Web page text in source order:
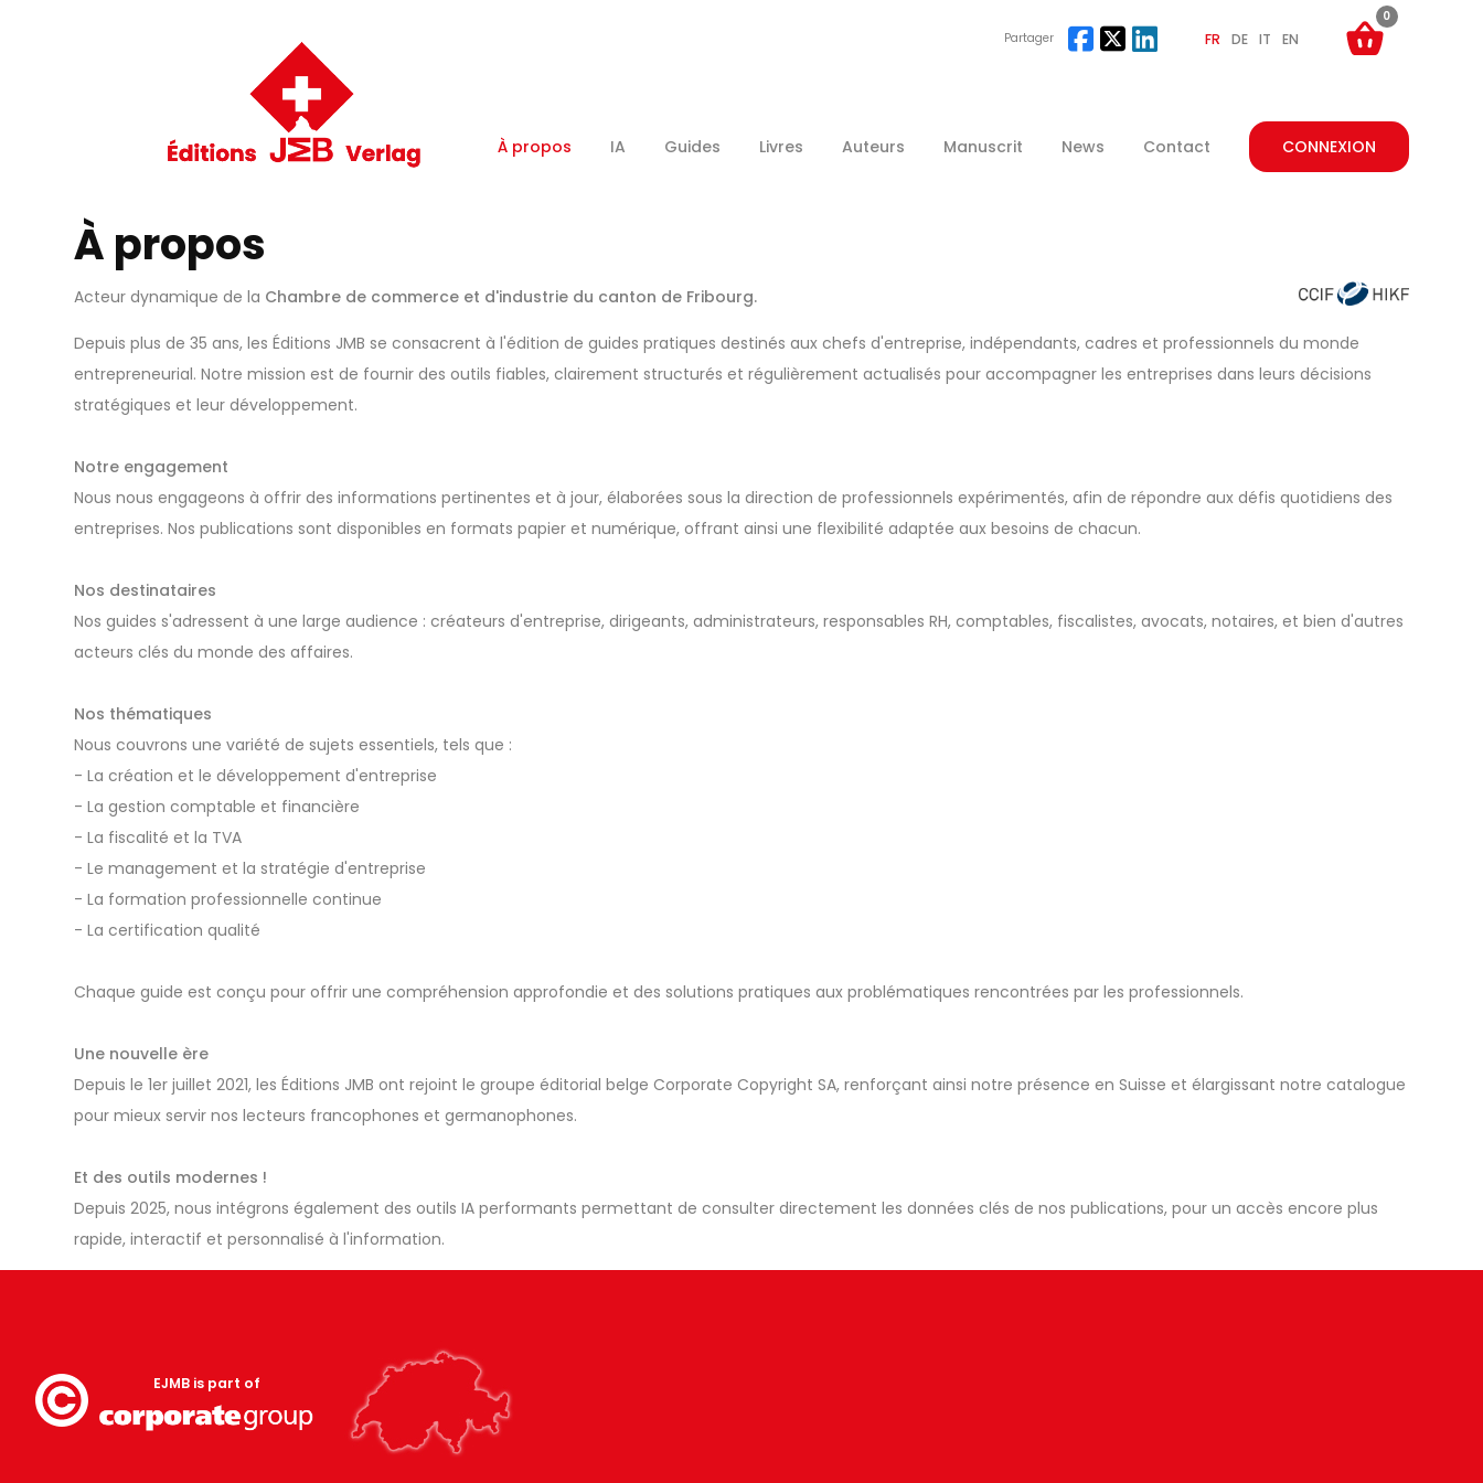
À propos IA Guides Livres Auteurs Manuscrit News Contact CONNEXION
Partager FR DE IT EN
0
À propos
Acteur dynamique de la Chambre de commerce et d'industrie du canton de Fribourg.
Depuis plus de 35 ans, les Éditions JMB se consacrent à l'édition de guides pratiques destinés aux chefs d'entreprise, indépendants, cadres et professionnels du monde
entrepreneurial. Notre mission est de fournir des outils fiables, clairement structurés et régulièrement actualisés pour accompagner les entreprises dans leurs décisions
stratégiques et leur développement.
Notre engagement
Nous nous engageons à offrir des informations pertinentes et à jour, élaborées sous la direction de professionnels expérimentés, afin de répondre aux défis quotidiens des
entreprises. Nos publications sont disponibles en formats papier et numérique, offrant ainsi une flexibilité adaptée aux besoins de chacun.
Nos destinataires
Nos guides s'adressent à une large audience : créateurs d'entreprise, dirigeants, administrateurs, responsables RH, comptables, fiscalistes, avocats, notaires, et bien d'autres
acteurs clés du monde des affaires.
Nos thématiques
Nous couvrons une variété de sujets essentiels, tels que :
- La création et le développement d'entreprise
- La gestion comptable et financière
- La fiscalité et la TVA
- Le management et la stratégie d'entreprise
- La formation professionnelle continue
- La certification qualité
Chaque guide est conçu pour offrir une compréhension approfondie et des solutions pratiques aux problématiques rencontrées par les professionnels.
Une nouvelle ère
Depuis le 1er juillet 2021, les Éditions JMB ont rejoint le groupe éditorial belge Corporate Copyright SA, renforçant ainsi notre présence en Suisse et élargissant notre catalogue
pour mieux servir nos lecteurs francophones et germanophones.
Et des outils modernes !
Depuis 2025, nous intégrons également des outils IA performants permettant de consulter directement les données clés de nos publications, pour un accès encore plus
rapide, interactif et personnalisé à l'information.
EJMB is part of